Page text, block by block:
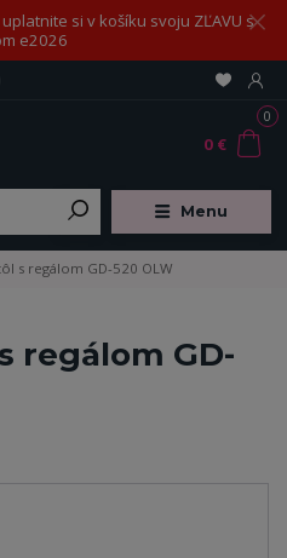
si v košíku svoju ZĽAVU s
e2026
Menu
0
0 €
s regálom GD-520 OLW
regálom GD-